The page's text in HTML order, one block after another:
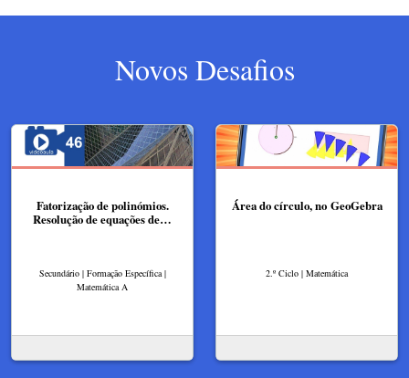
Novos Desafios
Fatorização de polinómios.
Resolução de equações de…
Secundário | Formação Específica |
Matemática A
Área do círculo, no GeoGebra
2.º Ciclo | Matemática